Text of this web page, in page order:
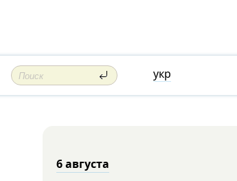
укр
6 августа